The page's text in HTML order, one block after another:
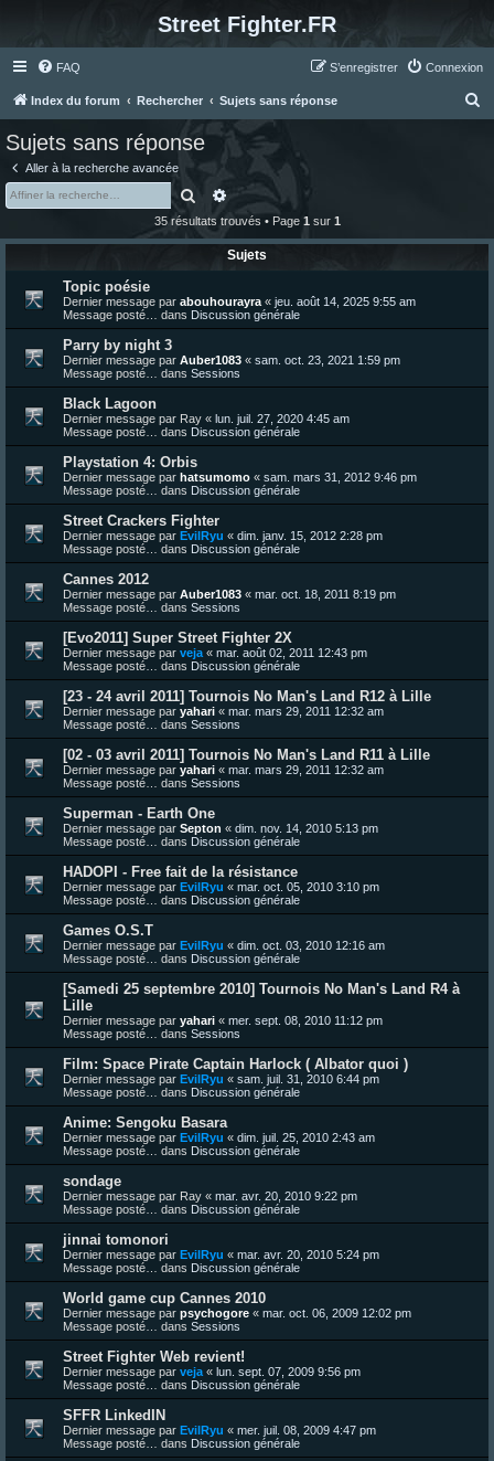
Street Fighter.FR
FAQ Connexion
S’enregistrer
Index du forum Rechercher Sujets sans réponse
Sujets sans réponse
Aller à la recherche avancée
RechercherRecherche avancée
35 résultats trouvés • Page 1 sur 1
Sujets
Topic poésie
Dernier message par abouhourayra « jeu. août 14, 2025 9:55 am
Message posté… dans Discussion générale
Parry by night 3
Dernier message par Auber1083 « sam. oct. 23, 2021 1:59 pm
Message posté… dans Sessions
Black Lagoon
Dernier message par Ray « lun. juil. 27, 2020 4:45 am
Message posté… dans Discussion générale
Playstation 4: Orbis
Dernier message par hatsumomo « sam. mars 31, 2012 9:46 pm
Message posté… dans Discussion générale
Street Crackers Fighter
Dernier message par EvilRyu « dim. janv. 15, 2012 2:28 pm
Message posté… dans Discussion générale
Cannes 2012
Dernier message par Auber1083 « mar. oct. 18, 2011 8:19 pm
Message posté… dans Sessions
[Evo2011] Super Street Fighter 2X
Dernier message par veja « mar. août 02, 2011 12:43 pm
Message posté… dans Discussion générale
[23 - 24 avril 2011] Tournois No Man's Land R12 à Lille
Dernier message par yahari « mar. mars 29, 2011 12:32 am
Message posté… dans Sessions
[02 - 03 avril 2011] Tournois No Man's Land R11 à Lille
Dernier message par yahari « mar. mars 29, 2011 12:32 am
Message posté… dans Sessions
Superman - Earth One
Dernier message par Septon « dim. nov. 14, 2010 5:13 pm
Message posté… dans Discussion générale
HADOPI - Free fait de la résistance
Dernier message par EvilRyu « mar. oct. 05, 2010 3:10 pm
Message posté… dans Discussion générale
Games O.S.T
Dernier message par EvilRyu « dim. oct. 03, 2010 12:16 am
Message posté… dans Discussion générale
[Samedi 25 septembre 2010] Tournois No Man's Land R4 à
Lille
Dernier message par yahari « mer. sept. 08, 2010 11:12 pm
Message posté… dans Sessions
Film: Space Pirate Captain Harlock ( Albator quoi )
Dernier message par EvilRyu « sam. juil. 31, 2010 6:44 pm
Message posté… dans Discussion générale
Anime: Sengoku Basara
Dernier message par EvilRyu « dim. juil. 25, 2010 2:43 am
Message posté… dans Discussion générale
sondage
Dernier message par Ray « mar. avr. 20, 2010 9:22 pm
Message posté… dans Discussion générale
jinnai tomonori
Dernier message par EvilRyu « mar. avr. 20, 2010 5:24 pm
Message posté… dans Discussion générale
World game cup Cannes 2010
Dernier message par psychogore « mar. oct. 06, 2009 12:02 pm
Message posté… dans Sessions
Street Fighter Web revient!
Dernier message par veja « lun. sept. 07, 2009 9:56 pm
Message posté… dans Discussion générale
SFFR LinkedIN
Dernier message par EvilRyu « mer. juil. 08, 2009 4:47 pm
Message posté… dans Discussion générale